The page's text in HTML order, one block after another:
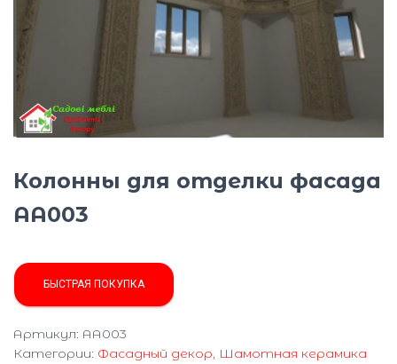
Колонны для отделки фасада
AA003
БЫСТРАЯ ПОКУПКА
Артикул: AA003
Категории: Фасадный декор, Шамотная керамика